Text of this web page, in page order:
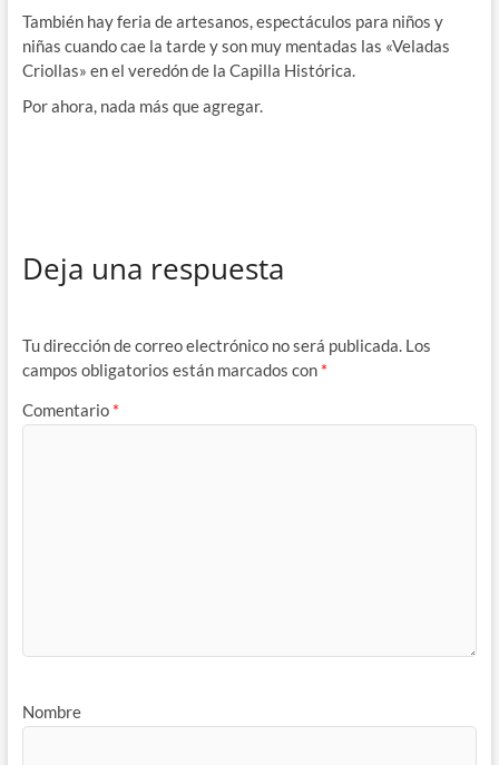
También hay feria de artesanos, espectáculos para niños y
niñas cuando cae la tarde y son muy mentadas las «Veladas
Criollas» en el veredón de la Capilla Histórica.
Por ahora, nada más que agregar.
Deja una respuesta
Tu dirección de correo electrónico no será publicada. Los
campos obligatorios están marcados con *
Comentario *
Nombre